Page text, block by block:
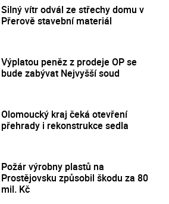
Silný vítr odvál ze střechy domu v
Přerově stavební materiál
Výplatou peněz z prodeje OP se
bude zabývat Nejvyšší soud
Olomoucký kraj čeká otevření
přehrady i rekonstrukce sedla
Požár výrobny plastů na
Prostějovsku způsobil škodu za 80
mil. Kč